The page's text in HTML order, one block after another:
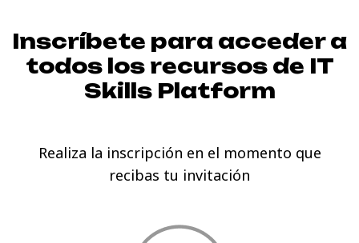
Inscríbete para acceder a
todos los recursos de IT
Skills Platform
Realiza la inscripción en el momento que
recibas tu invitación